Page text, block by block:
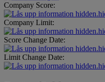
Company Score:
Company Limit:
Score Change Date:
Limit Change Date: